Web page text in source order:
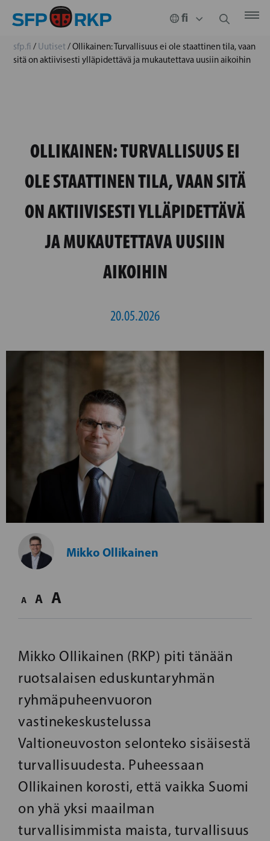
sfp.fi / Uutiset/Ollikainen: Turvallisuus ei ole staattinen tila, vaan
sitä on aktiivisesti ylläpidettävä ja mukautettava uusiin aikoihin
OLLIKAINEN: TURVALLISUUS EI
OLE STAATTINEN TILA, VAAN SITÄ
ON AKTIIVISESTI YLLÄPIDETTÄVÄ
JA MUKAUTETTAVA UUSIIN
AIKOIHIN
20.05.2026
Mikko Ollikainen
A A A
Mikko Ollikainen (RKP) piti tänään
ruotsalaisen eduskuntaryhmän
ryhmäpuheenvuoron
vastinekeskustelussa
Valtioneuvoston selonteko sisäisestä
turvallisuudesta. Puheessaan
Ollikainen korosti, että vaikka Suomi
on yhä yksi maailman
turvallisimmista maista, turvallisuus